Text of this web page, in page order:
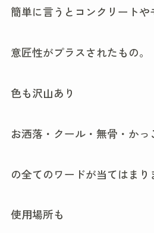
簡単に言うとコンクリートや
意匠性がプラスされたもの。
色も沢山あり
お洒落・クール・無骨・かっ
の全てのワードが当てはまり
使用場所も